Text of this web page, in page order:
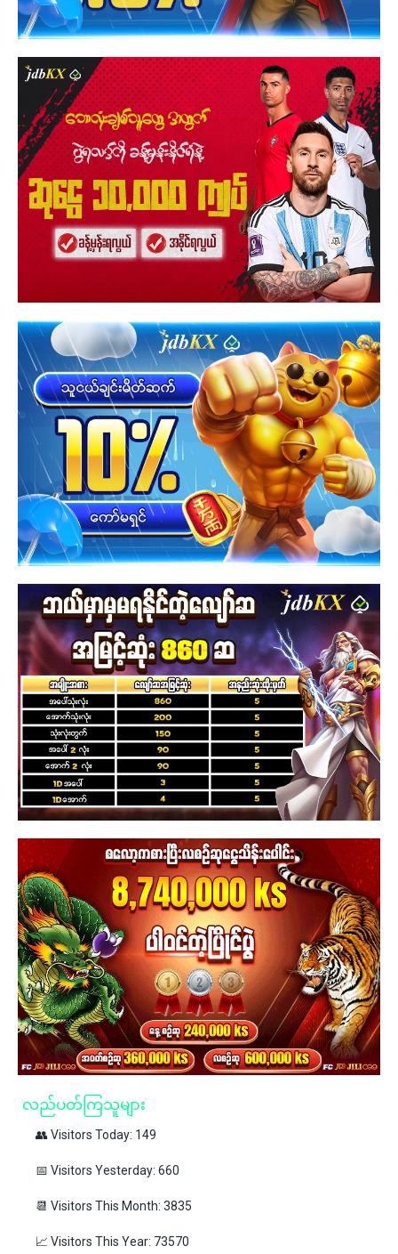
လည်ပတ်ကြသူများ
👥 Visitors Today: 149
📅 Visitors Yesterday: 660
📆 Visitors This Month: 3835
📈 Visitors This Year: 73570